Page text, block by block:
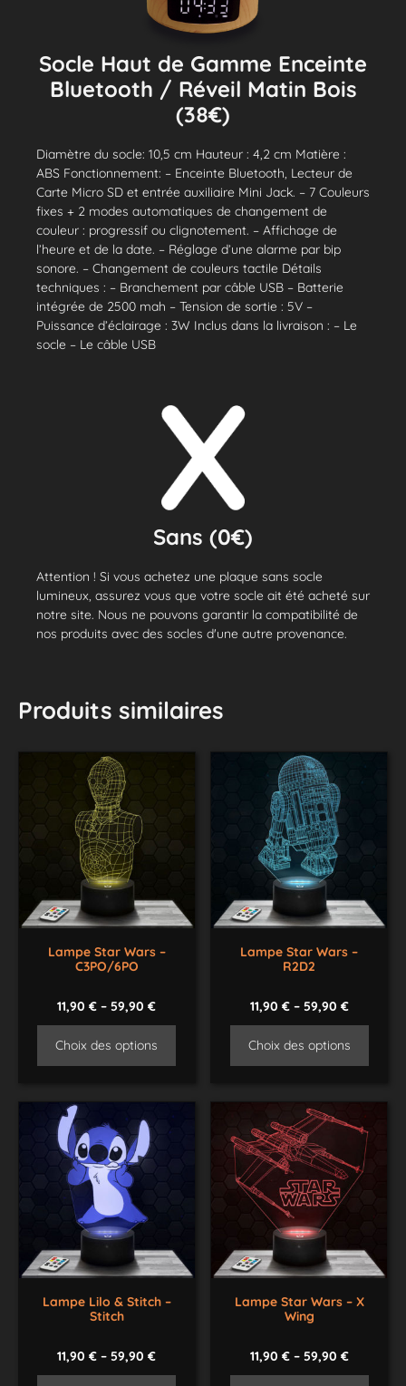
Socle Haut de Gamme Enceinte
Bluetooth / Réveil Matin Bois
(38€)
Diamètre du socle: 10,5 cm Hauteur : 4,2 cm Matière :
ABS Fonctionnement: – Enceinte Bluetooth, Lecteur de
Carte Micro SD et entrée auxiliaire Mini Jack. – 7 Couleurs
fixes + 2 modes automatiques de changement de
couleur : progressif ou clignotement. – Affichage de
l’heure et de la date. – Réglage d’une alarme par bip
sonore. – Changement de couleurs tactile Détails
techniques : – Branchement par câble USB – Batterie
intégrée de 2500 mah – Tension de sortie : 5V –
Puissance d’éclairage : 3W Inclus dans la livraison : – Le
socle – Le câble USB
Sans (0€)
Attention ! Si vous achetez une plaque sans socle
lumineux, assurez vous que votre socle ait été acheté sur
notre site. Nous ne pouvons garantir la compatibilité de
nos produits avec des socles d'une autre provenance.
Produits similaires
Lampe Star Wars –
C3PO/6PO
11,90€ –59,90€
Choix des options
Lampe Star Wars –
R2D2
11,90 €– 59,90 €
Choix des options
Lampe Lilo & Stitch –
Stitch
11,90€ –59,90€
Lampe Star Wars – X
Wing
11,90 €– 59,90 €